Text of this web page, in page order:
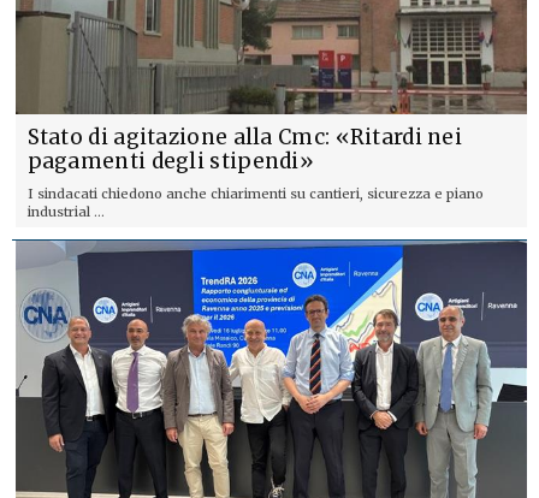
Stato di agitazione alla Cmc: «Ritardi nei
pagamenti degli stipendi»
I sindacati chiedono anche chiarimenti su cantieri, sicurezza e piano
industrial ...